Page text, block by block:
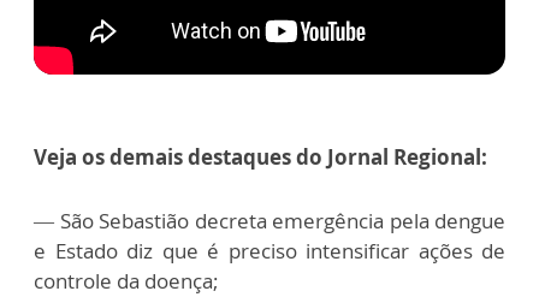
Veja os demais destaques do Jornal Regional:
— São Sebastião decreta emergência pela dengue
e Estado diz que é preciso intensificar ações de
controle da doença;